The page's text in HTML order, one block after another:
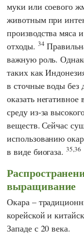
муки или соевого
животным при
производства мяса
отходы. 34
важную роль.
таких как
в сточные воды
оказать
среду из-за
веществ. Сейчас
использованию
в виде биогаза.35,36
выращивание
Окара –
корейской и
Западе с 20 века.